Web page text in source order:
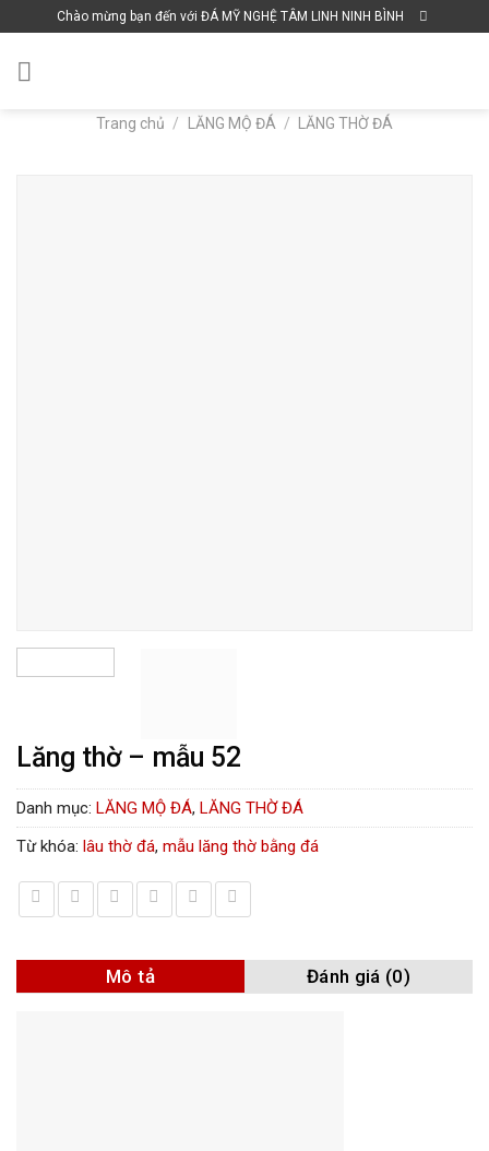
to
content
Chào mừng bạn đến với ĐÁ MỸ NGHỆ TÂM LINH NINH BÌNH
Trang chủ / LĂNG MỘ ĐÁ / LĂNG THỜ ĐÁ
Lăng thờ – mẫu 52
Danh mục: LĂNG MỘ ĐÁ, LĂNG THỜ ĐÁ
Từ khóa: lâu thờ đá, mẫu lăng thờ bằng đá
Mô tả Đánh giá (0)